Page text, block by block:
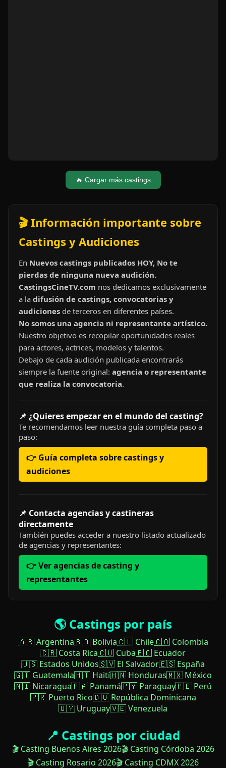
🔥 Cargar más castings
🎬 Información importante sobre
Castings y Audiciones
En Nuevos castings publicados HOY, No te
pierdas de ninguna nueva audición.
CastingsCineTV.com nos dedicamos exclusivamente
a la difusión de castings, convocatorias y
audiciones de terceros en diferentes países.
No somos una agencia ni representante artístico.
Nuestro objetivo es recopilar oportunidades reales
para actores, actrices, modelos y talentos.
Debajo de cada audición publicada encontrarás
siempre la fuente original: agencia o representante
que realiza la convocatoria.
📌 ¿Quieres empezar en el mundo del casting?
Te recomendamos leer nuestra guía completa paso a
paso:
👉 Guía completa sobre castings y
audiciones
📌 Contacta agencias y castineras
directamente
También puedes acceder a nuestro listado actualizado
de agencias y representantes:
👉 Ver agencias de casting y
representantes
🌎 Castings por país
🇦🇷 Argentina🇧🇴 Bolivia🇨🇱 Chile🇨🇴 Colombia
🇨🇷 Costa Rica🇨🇺 Cuba🇪🇨 Ecuador
🇺🇸 Estados Unidos🇸🇻 El Salvador🇪🇸 España
🇬🇹 Guatemala🇭🇹 Haití🇭🇳 Honduras🇲🇽 México
🇳🇮 Nicaragua🇵🇦 Panamá🇵🇾 Paraguay🇵🇪 Perú
🇵🇷 Puerto Rico🇩🇴 República Dominicana
🇺🇾 Uruguay🇻🇪 Venezuela
📍 Castings por ciudad
🎬 Casting Buenos Aires 2026🎬 Casting Córdoba 2026
🎬 Casting Rosario 2026🎬 Casting CDMX 2026